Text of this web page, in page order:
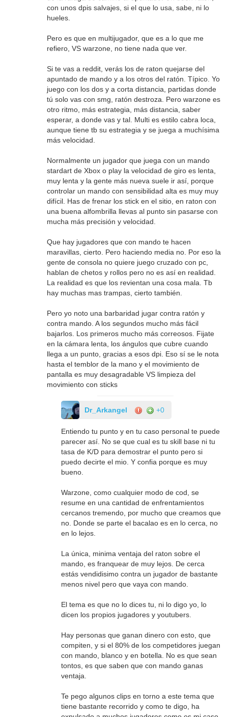
con unos dpis salvajes, si el que lo usa, sabe, ni lo
hueles.
Pero es que en multijugador, que es a lo que me
refiero, VS warzone, no tiene nada que ver.
Si te vas a reddit, verás los de raton quejarse del
apuntado de mando y a los otros del ratón. Típico. Yo
juego con los dos y a corta distancia, partidas donde
tú solo vas con smg, ratón destroza. Pero warzone es
otro ritmo, más estrategia, más distancia, saber
esperar, a donde vas y tal. Multi es estilo cabra loca,
aunque tiene tb su estrategia y se juega a muchísima
más velocidad.
Normalmente un jugador que juega con un mando
stardart de Xbox o play la velocidad de giro es lenta,
muy lenta y la gente más nueva suele ir así, porque
controlar un mando con sensibilidad alta es muy muy
difícil. Has de frenar los stick en el sitio, en raton con
una buena alfombrilla llevas al punto sin pasarse con
mucha más precisión y velocidad.
Que hay jugadores que con mando te hacen
maravillas, cierto. Pero haciendo media no. Por eso la
gente de consola no quiere juego cruzado con pc,
hablan de chetos y rollos pero no es así en realidad.
La realidad es que los revientan una cosa mala. Tb
hay muchas mas trampas, cierto también.
Pero yo noto una barbaridad jugar contra ratón y
contra mando. A los segundos mucho más fácil
bajarlos. Los primeros mucho más correosos. Fijate
en la cámara lenta, los ángulos que cubre cuando
llega a un punto, gracias a esos dpi. Eso sí se le nota
hasta el temblor de la mano y el movimiento de
pantalla es muy desagradable VS limpieza del
movimiento con sticks
Dr_Arkangel +0
Entiendo tu punto y en tu caso personal te puede
parecer así. No se que cual es tu skill base ni tu
tasa de K/D para demostrar el punto pero si
puedo decirte el mio. Y confia porque es muy
bueno.
Warzone, como cualquier modo de cod, se
resume en una cantidad de enfrentamientos
cercanos tremendo, por mucho que creamos que
no. Donde se parte el bacalao es en lo cerca, no
en lo lejos.
La única, minima ventaja del raton sobre el
mando, es franquear de muy lejos. De cerca
estás vendidisimo contra un jugador de bastante
menos nivel pero que vaya con mando.
El tema es que no lo dices tu, ni lo digo yo, lo
dicen los propios jugadores y youtubers.
Hay personas que ganan dinero con esto, que
compiten, y si el 80% de los competidores juegan
con mando, blanco y en botella. No es que sean
tontos, es que saben que con mando ganas
ventaja.
Te pego algunos clips en torno a este tema que
tiene bastante recorrido y como te digo, ha